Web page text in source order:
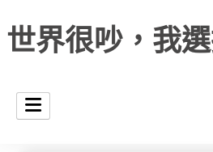
世界很吵，我